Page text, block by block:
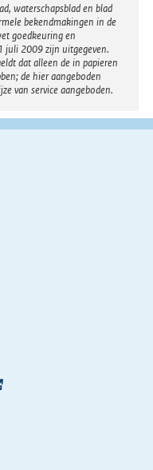
waterschapsblad en blad
bekendmakingen in de
goedkeuring en
juli 2009 zijn uitgegeven.
dat alleen de in papieren
de hier aangeboden
van service aangeboden.